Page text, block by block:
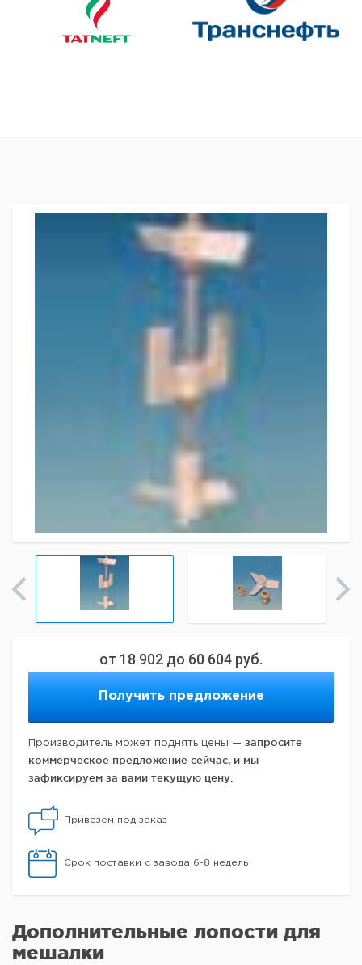
от 18 902 до 60 604 руб.
Получить предложение
Производитель может поднять цены — запросите
коммерческое предложение сейчас, и мы
зафиксируем за вами текущую цену.
Привезем под заказ
Срок поставки с завода 6-8 недель
Дополнительные лопости для
мешалки